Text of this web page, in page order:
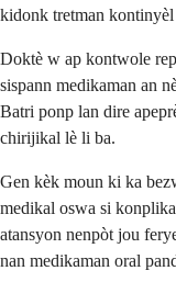
kidonk tretman kontinyèl
Doktè w ap kontwole
sispann medikaman an
Batri ponp lan dire
chirijikal lè li ba.
Gen kèk moun ki ka
medikal oswa si
atansyon nenpòt jou
nan medikaman oral